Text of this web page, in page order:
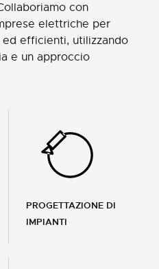
con
elettriche per
efficienti, utilizzando
e un approccio
PROGETTAZIONE DI
IMPIANTI